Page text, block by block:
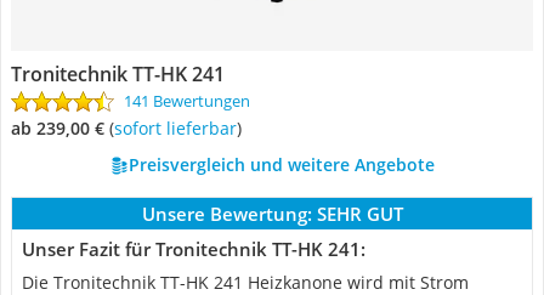
Tronitechnik TT-HK 241
141 Bewertungen
ab 239,00 € ( Sofort lieferbar)
Preisvergleich und weitere Angebote
Unsere Bewertung: SEHR GUT
Unser Fazit für Tronitechnik TT-HK 241:
Die Tronitechnik TT-HK 241 Heizkanone wird mit Strom